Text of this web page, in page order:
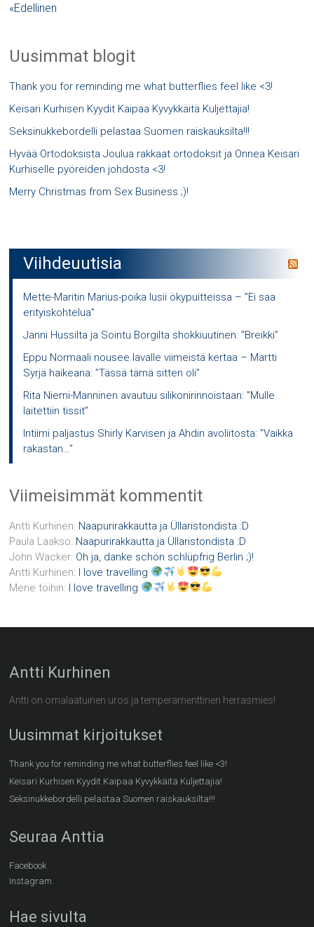
«Edellinen
Uusimmat blogit
Thank you for reminding me what butterflies feel like <3!
Keisari Kurhisen Kyydit Kaipaa Kyvykkäitä Kuljettajia!
Seksinukkebordelli pelastaa Suomen raiskauksilta!!!
Hyvää Ortodoksista Joulua rakkaat ortodoksit ja Onnea Keisari
Kurhiselle pyöreiden johdosta <3!
Merry Christmas from Sex Business ;)!
Viihdeuutisia
Mette-Maritin Marius-poika lusii ökypuitteissa – ”Ei saa
erityiskohtelua”
Janni Hussilta ja Sointu Borgilta shokkiuutinen: ”Breikki”
Eppu Normaali nousee lavalle viimeistä kertaa – Martti
Syrjä haikeana: ”Tässä tämä sitten oli”
Rita Niemi-Manninen avautuu silikonirinnoistaan: ”Mulle
laitettiin tissit”
Intiimi paljastus Shirly Karvisen ja Ahdin avoliitosta: ”Vaikka
rakastan…”
Viimeisimmät kommentit
Antti Kurhinen: Naapurirakkautta ja Üllaristondista :D
Paula Laakso: Naapurirakkautta ja Üllaristondista :D
John Wacker: Oh ja, danke schön schlüpfrig Berlin ;)!
Antti Kurhinen: I love travelling
Mene töihin: I love travelling
Antti Kurhinen
Antti on omalaatuinen uros ja temperamenttinen herrasmies!
Uusimmat kirjoitukset
Thank you for reminding me what butterflies feel like <3!
Keisari Kurhisen Kyydit Kaipaa Kyvykkäitä Kuljettajia!
Seksinukkebordelli pelastaa Suomen raiskauksilta!!!
Seuraa Anttia
Facebook
Instagram
Hae sivulta